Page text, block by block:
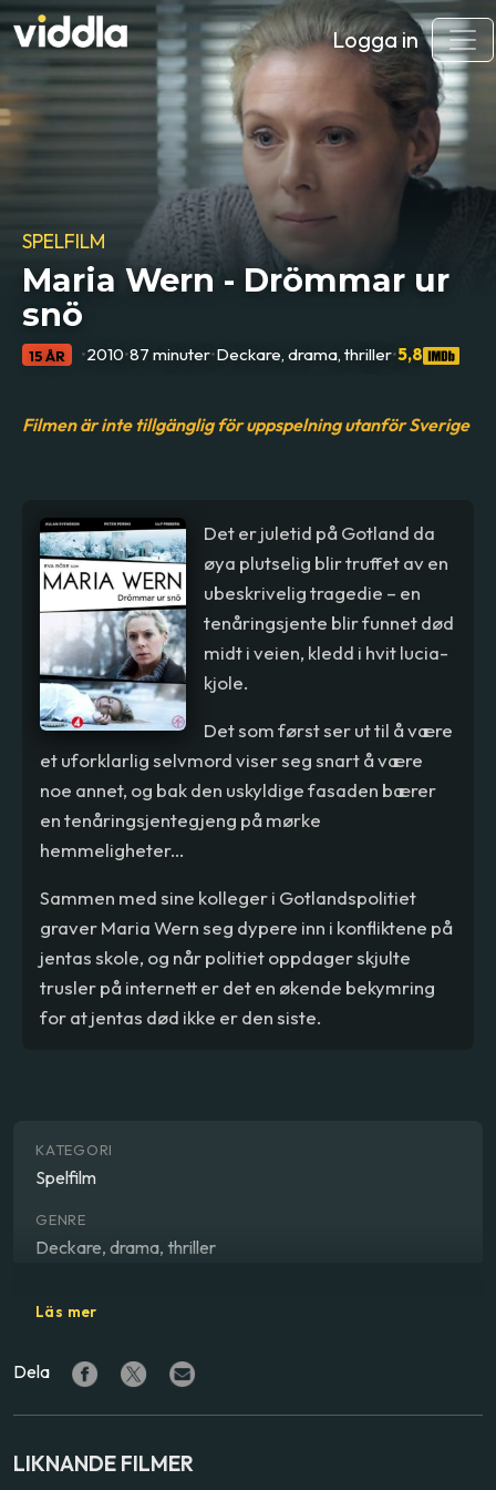
Logga in
SPELFILM
Maria Wern - Drömmar ur
snö
15 ÅR •2010•87 minuter•Deckare, drama, thriller•5,8
Filmen är inte tillgänglig för uppspelning utanför Sverige
Det er juletid på Gotland da
øya plutselig blir truffet av en
ubeskrivelig tragedie – en
tenåringsjente blir funnet død
midt i veien, kledd i hvit lucia-
kjole.
Det som først ser ut til å være
et uforklarlig selvmord viser seg snart å være
noe annet, og bak den uskyldige fasaden bærer
en tenåringsjentegjeng på mørke
hemmeligheter...
Sammen med sine kolleger i Gotlandspolitiet
graver Maria Wern seg dypere inn i konfliktene på
jentas skole, og når politiet oppdager skjulte
trusler på internett er det en økende bekymring
for at jentas død ikke er den siste.
KATEGORI
Spelfilm
GENRE
Deckare, drama, thriller
Erik Leijonborg
SKÅDESPELARE
Sverige
Läs mer
Dela
LIKNANDE FILMER